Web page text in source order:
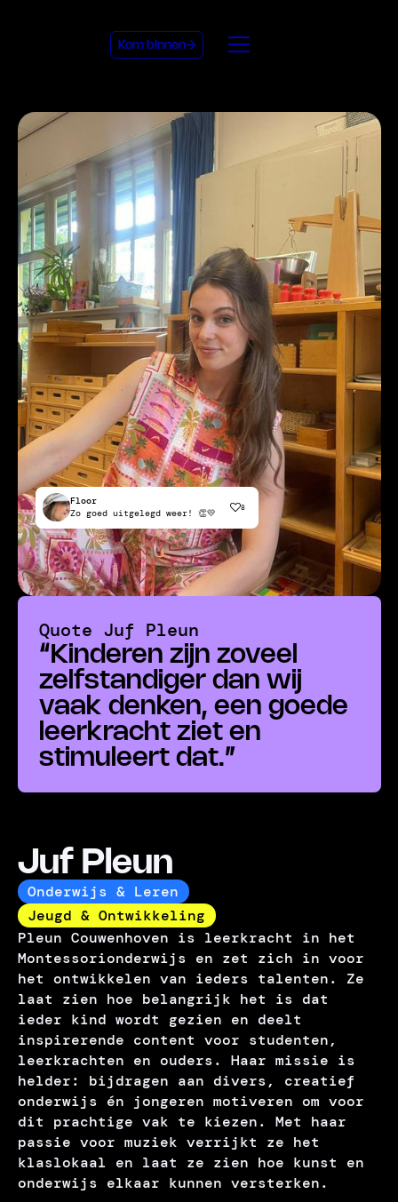
Kom binnen
Quote Juf Pleun
“ Kinderen zijn zoveel
zelfstandiger dan wij
vaak denken, een goede
leerkracht ziet en
stimuleert dat.”
Floor
Zo goed uitgelegd weer! 👏💛
8
Juf Pleun
Onderwijs & Leren
Jeugd & Ontwikkeling
Pleun Couwenhoven is leerkracht in het
Montessorionderwijs en zet zich in voor
het ontwikkelen van ieders talenten. Ze
laat zien hoe belangrijk het is dat
ieder kind wordt gezien en deelt
inspirerende content voor studenten,
leerkrachten en ouders. Haar missie is
helder: bijdragen aan divers, creatief
onderwijs én jongeren motiveren om voor
dit prachtige vak te kiezen. Met haar
passie voor muziek verrijkt ze het
klaslokaal en laat ze zien hoe kunst en
onderwijs elkaar kunnen versterken.